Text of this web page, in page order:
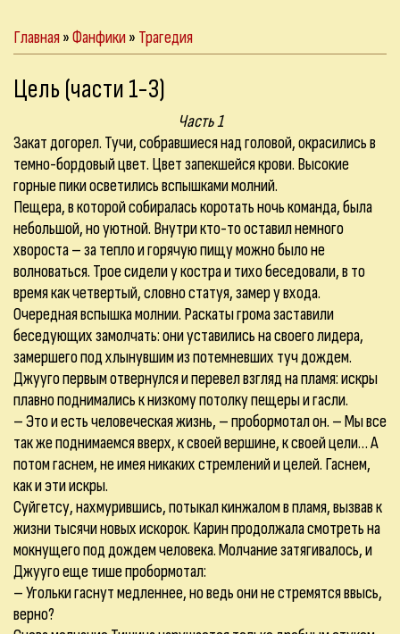
Главная»Фанфики» Трагедия
Цель (части 1-3)
Часть 1
Закат догорел. Тучи, собравшиеся над головой, окрасились в
темно-бордовый цвет. Цвет запекшейся крови. Высокие
горные пики осветились вспышками молний.
Пещера, в которой собиралась коротать ночь команда, была
небольшой, но уютной. Внутри кто-то оставил немного
хвороста – за тепло и горячую пищу можно было не
волноваться. Трое сидели у костра и тихо беседовали, в то
время как четвертый, словно статуя, замер у входа.
Очередная вспышка молнии. Раскаты грома заставили
беседующих замолчать: они уставились на своего лидера,
замершего под хлынувшим из потемневших туч дождем.
Джууго первым отвернулся и перевел взгляд на пламя: искры
плавно поднимались к низкому потолку пещеры и гасли.
– Это и есть человеческая жизнь, – пробормотал он. – Мы все
так же поднимаемся вверх, к своей вершине, к своей цели… А
потом гаснем, не имея никаких стремлений и целей. Гаснем,
как и эти искры.
Суйгетсу, нахмурившись, потыкал кинжалом в пламя, вызвав к
жизни тысячи новых искорок. Карин продолжала смотреть на
мокнущего под дождем человека. Молчание затягивалось, и
Джууго еще тише пробормотал:
– Угольки гаснут медленнее, но ведь они не стремятся ввысь,
верно?